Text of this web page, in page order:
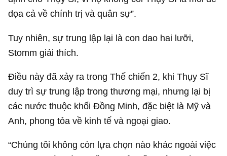
THỨ NHẤT: LẬP TRƯỜNG
TRUNG LẬP CỦA THỤY SĨ
Nhờ lập trường lâu dài không can thiệp vào công
việc nội bộ của các quốc gia khác hoặc các cuộc
xung đột vũ trang, trong suốt lịch sử, “Thụy Sĩ đã có
thể ký kết các hiệp định thương mại với các quốc
gia trên toàn thế giới, dù là Venice, Đế chế
Habsburg, Pháp, Tây Ban Nha, v.v.”, Stomm chỉ ra.